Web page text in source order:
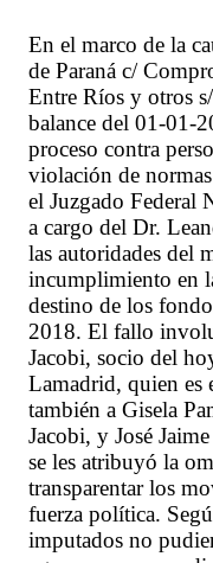
En el marco de la
de Paraná c/
Entre Ríos y otros
balance del 01-01-
proceso contra
violación de
el Juzgado Federal
a cargo del Dr.
las autoridades del
incumplimiento en
destino de los
2018. El fallo
Jacobi, socio del
Lamadrid, quien es
también a Gisela
Jacobi, y José
se les atribuyó la
transparentar los
fuerza política.
imputados no